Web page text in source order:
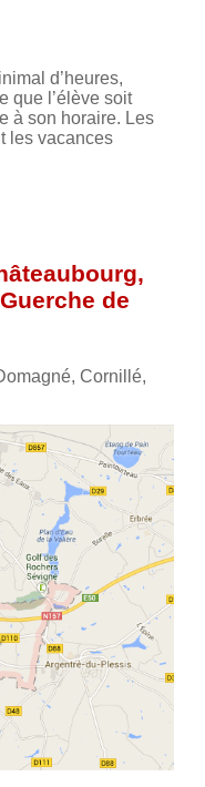
d’heures,
que l’élève soit
à son horaire. Les
les vacances
de
Cornillé,